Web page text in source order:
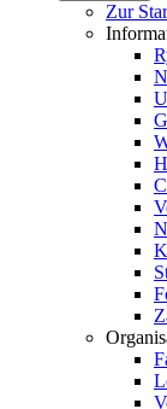
Zur